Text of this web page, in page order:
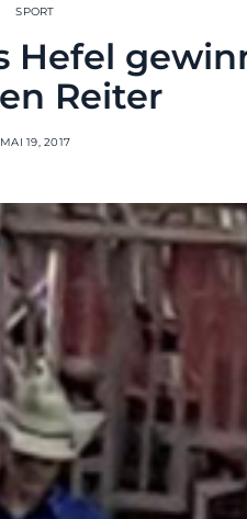
SPORT
Hefel
Reiter
MAI 19, 2017